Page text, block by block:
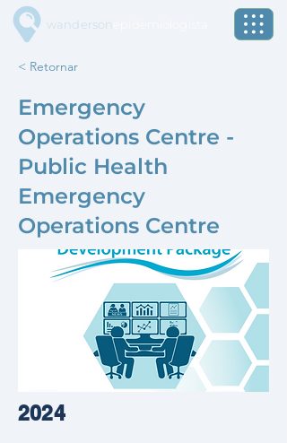
wanderson
< Retornar
Emergency
Operations Centre -
Public Health
Emergency
Operations Centre
2024